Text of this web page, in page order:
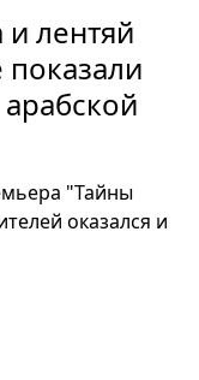
и лентяй
"Тайны
оказался и